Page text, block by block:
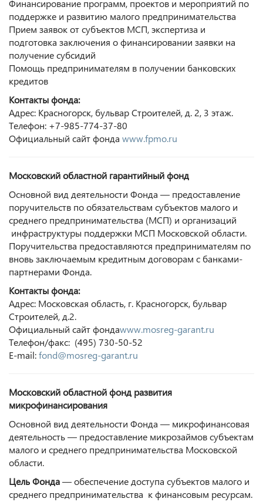
Финансирование программ, проектов и мероприятий по
поддержке и развитию малого предпринимательства
Прием заявок от субъектов МСП, экспертиза и
подготовка заключения о финансировании заявки на
получение субсидий
Помощь предпринимателям в получении банковских
кредитов
Контакты фонда:
Адрес: Красногорск, бульвар Строителей, д. 2, 3 этаж.
Телефон: +7-985-774-37-80
Официальный сайт фонда www.fpmo.ru
Московский областной гарантийный фонд
Основной вид деятельности Фонда — предоставление
поручительств по обязательствам субъектов малого и
среднего предпринимательства (МСП) и организаций
инфраструктуры поддержки МСП Московской области.
Поручительства предоставляются предпринимателям по
вновь заключаемым кредитным договорам с банками-
партнерами Фонда.
Контакты фонда:
Адрес: Московская область, г. Красногорск, бульвар
Строителей, д.2.
Официальный сайт фондаwww.mosreg-garant.ru
Телефон/факс: (495) 730-50-52
E-mail:fond@mosreg-garant.ru
Московский областной фонд развития
микрофинансирования
Основной вид деятельности Фонда — микрофинансовая
деятельность — предоставление микрозаймов субъектам
малого и среднего предпринимательства Московской
области.
Цель Фонда— обеспечение доступа субъектов малого и
среднего предпринимательства к финансовым ресурсам.